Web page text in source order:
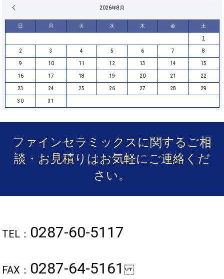
2026年8月
日 月 火 水 木 金 土
1
2 3 4 5 6 7 8
9 10 11 12 13 14 15
16 17 18 19 20 21 22
23 24 25 26 27 28 29
30 31
ファインセラミックスに関するご相
談・お見積りはお気軽にご連絡くだ
さい。
TEL： 0287-60-5117
FAX： 0287-64-5161